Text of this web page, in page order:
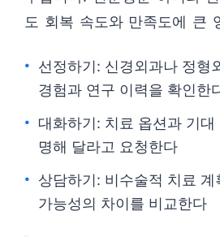
도 회복 속도와 만족도에 큰
선정하기: 신경외과나 정형
경험과 연구 이력을 확인한
대화하기: 치료 옵션과 기대
명해 달라고 요청한다
상담하기: 비수술적 치료
가능성의 차이를 비교한다